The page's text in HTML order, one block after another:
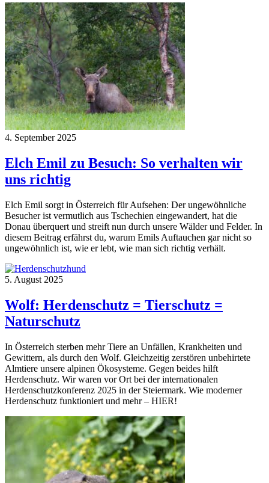
4. September 2025
Elch Emil zu Besuch: So verhalten wir
uns richtig
Elch Emil sorgt in Österreich für Aufsehen: Der ungewöhnliche
Besucher ist vermutlich aus Tschechien eingewandert, hat die
Donau überquert und streift nun durch unsere Wälder und Felder. In
diesem Beitrag erfährst du, warum Emils Auftauchen gar nicht so
ungewöhnlich ist, wie er lebt, wie man sich richtig verhält.
5. August 2025
Wolf: Herdenschutz = Tierschutz =
Naturschutz
In Österreich sterben mehr Tiere an Unfällen, Krankheiten und
Gewittern, als durch den Wolf. Gleichzeitig zerstören unbehirtete
Almtiere unsere alpinen Ökosysteme. Gegen beides hilft
Herdenschutz. Wir waren vor Ort bei der internationalen
Herdenschutzkonferenz 2025 in der Steiermark. Wie moderner
Herdenschutz funktioniert und mehr – HIER!